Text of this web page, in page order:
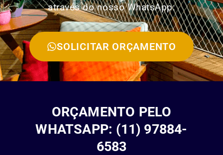
através do nosso WhatsApp:
SOLICITAR ORÇAMENTO
ORÇAMENTO PELO
WHATSAPP: (11) 97884-
6583